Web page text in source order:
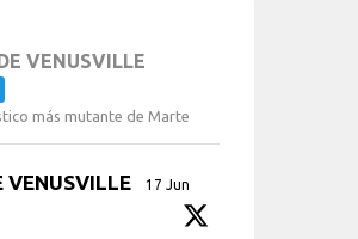
VENUSVILLE
más mutante de Marte
VENUSVILLE 17 Jun